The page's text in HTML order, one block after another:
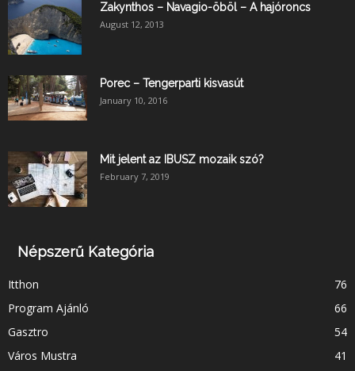
Zakynthos – Navagio-öböl – A hajóroncs
August 12, 2013
Porec – Tengerparti kisvasút
January 10, 2016
Mit jelent az IBUSZ mozaik szó?
February 7, 2019
Népszerű Kategória
Itthon
76
Program Ajánló
66
Gasztro
54
Város Mustra
41